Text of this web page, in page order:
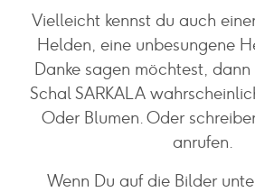
Vielleicht kennst du auch
Helden, eine unbesungene
Danke sagen möchtest,
Schal SARKALA
Oder Blumen. Oder
anrufen.
Wenn Du auf die Bilder